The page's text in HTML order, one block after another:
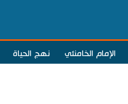
الإمام الخامنئي نهج الحياة